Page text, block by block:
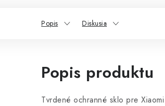
Popis Diskusia
Popis produktu
Tvrdené ochranné sklo pre